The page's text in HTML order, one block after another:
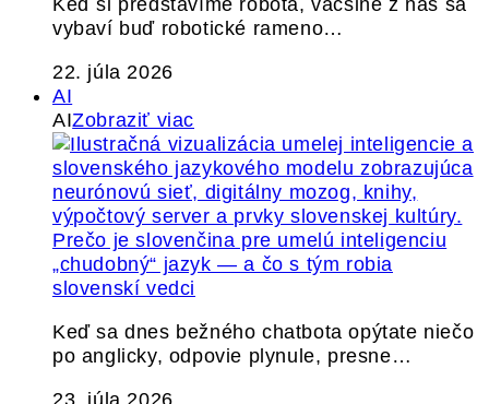
Keď si predstavíme robota, väčšine z nás sa
vybaví buď robotické rameno…
22. júla 2026
AI
AIZobraziť viac
Prečo je slovenčina pre umelú inteligenciu
„chudobný“ jazyk — a čo s tým robia
slovenskí vedci
Keď sa dnes bežného chatbota opýtate niečo
po anglicky, odpovie plynule, presne…
23. júla 2026